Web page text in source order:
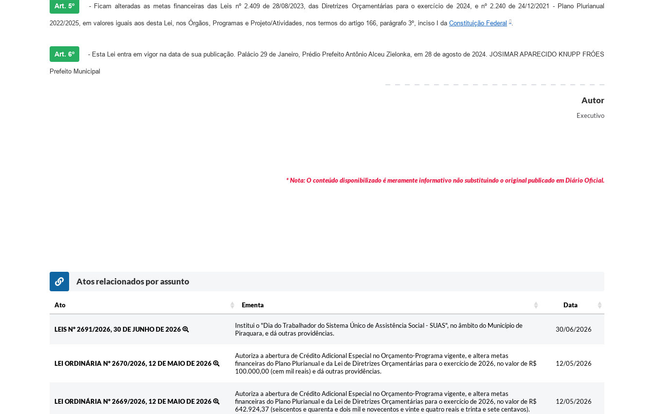
Art. 5º - Ficam alteradas as metas financeiras das Leis nº 2.409 de 28/08/2023, das Diretrizes Orçamentárias para o exercício de 2024, e nº 2.240 de 24/12/2021 - Plano Plurianual
2022/2025, em valores iguais aos desta Lei, nos Órgãos, Programas e Projeto/Atividades, nos termos do artigo 166, parágrafo 3º, inciso I da Constituição Federal .
Art. 6º - Esta Lei entra em vigor na data de sua publicação. Palácio 29 de Janeiro, Prédio Prefeito Antônio Alceu Zielonka, em 28 de agosto de 2024. JOSIMAR APARECIDO KNUPP FRÓES
Prefeito Municipal
Autor
Executivo
* Nota: O conteúdo disponibilizado é meramente informativo não substituindo o original publicado em Diário Oficial.
Atos relacionados por assunto
Ato Ementa
Data
LEIS Nº 2691/2026, 30 DE JUNHO DE 2026
Institui o "Dia do Trabalhador do Sistema Único de Assistência Social - SUAS", no âmbito do Município de
Piraquara, e dá outras providências.
30/06/2026
LEI ORDINÁRIA Nº 2670/2026, 12 DE MAIO DE 2026
Autoriza a abertura de Crédito Adicional Especial no Orçamento-Programa vigente, e altera metas
financeiras do Plano Plurianual e da Lei de Diretrizes Orçamentárias para o exercício de 2026, no valor de R$
100.000,00 (cem mil reais) e dá outras providências.
12/05/2026
LEI ORDINÁRIA Nº 2669/2026, 12 DE MAIO DE 2026
Autoriza a abertura de Crédito Adicional Especial no Orçamento-Programa vigente, e altera metas
financeiras do Plano Plurianual e da Lei de Diretrizes Orçamentárias para o exercício de 2026, no valor de R$
642.924,37 (seiscentos e quarenta e dois mil e novecentos e vinte e quatro reais e trinta e sete centavos).
12/05/2026